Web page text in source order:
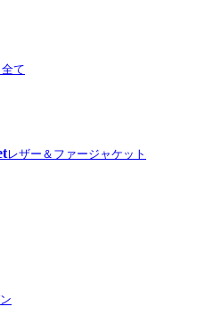
て
レザー＆ファージャケット